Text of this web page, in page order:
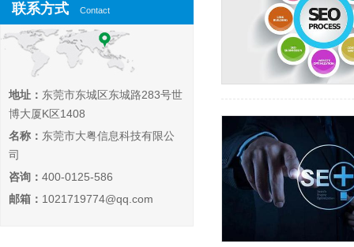
联系方式 Contact
地址： 东莞市东城区东城路283号世
博大厦K区1408
名称： 东莞市大粤信息科技有限公
司
咨询： 400-0125-586
邮箱： 1021719774@qq.com